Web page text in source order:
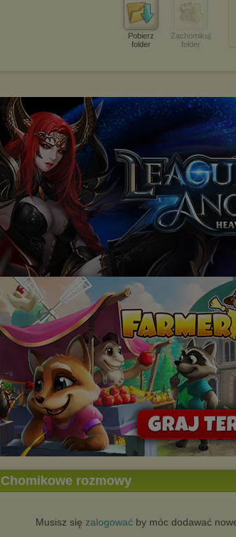
Pobierz
folder
Zachomikuj
folder
Chomikowe rozmowy
Musisz się zalogowaćby móc dodawać